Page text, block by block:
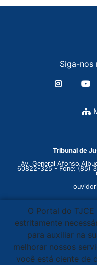
Siga-nos
Tribunal de
Av. General Afonso
60822-325 - Fone: (85)
O Portal do
estritamente
para auxiliar na
melhorar nossos
você está ciente de